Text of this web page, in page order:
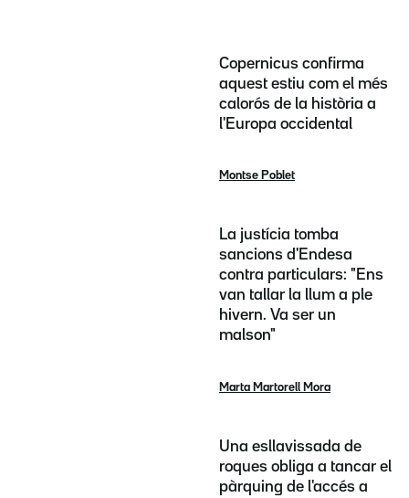
Copernicus confirma
aquest estiu com el més
calorós de la història a
l'Europa occidental
Montse Poblet
La justícia tomba
sancions d'Endesa
contra particulars: "Ens
van tallar la llum a ple
hivern. Va ser un
malson"
Marta Martorell Mora
Una esllavissada de
roques obliga a tancar el
pàrquing de l'accés a